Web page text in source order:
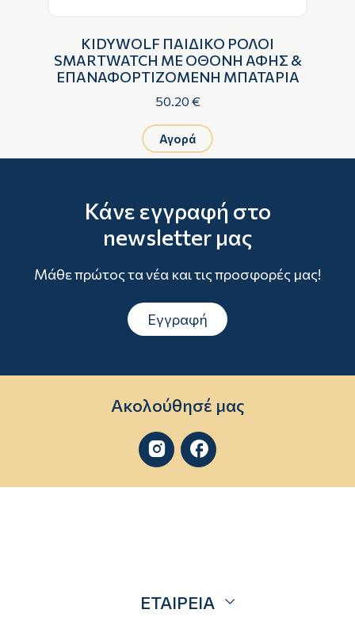
KIDYWOLF ΠΑΙΔΙΚΟ ΡΟΛΟΙ
SMARTWATCH ΜΕ ΟΘΟΝΗ ΑΦΗΣ &
ΕΠΑΝΑΦΟΡΤΙΖΟΜΕΝΗ ΜΠΑΤΑΡΙΑ
50.20 €
Αγορά
Κάνε εγγραφή στο
newsletter μας
Μάθε πρώτος τα νέα και τις προσφορές μας!
Εγγραφή
Ακολούθησέ μας
 
ΕΤΑΙΡΕΙΑ